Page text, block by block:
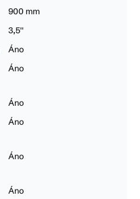
900 mm
3,5''
Áno
Áno
Áno
Áno
Áno
Áno